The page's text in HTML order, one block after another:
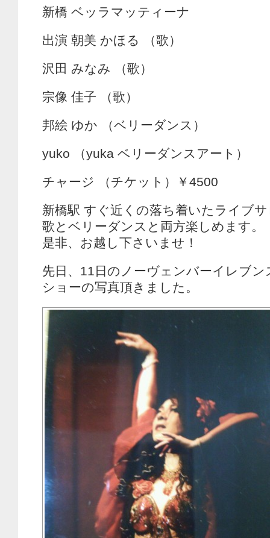
新橋 ベッラマッティーナ
出演 朝美 かほる （歌）
沢田 みなみ （歌）
宗像 佳子 （歌）
邦絵 ゆか （ベリーダンス）
yuko （yuka ベリーダンスアート）
チャージ （チケット）￥4500
新橋駅 すぐ近くの落ち着いたライブ
歌とベリーダンスと両方楽しめます。
是非、お越し下さいませ！
先日、11日のノーヴェンバーイレブン
ショーの写真頂きました。